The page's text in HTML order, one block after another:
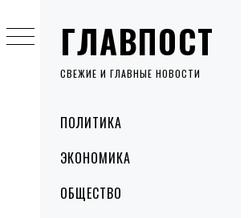
ГЛАВПОСТ
СВЕЖИЕ И ГЛАВНЫЕ НОВОСТИ
MenuПОЛИТИКА
ЭКОНОМИКА
ОБЩЕСТВО
to
content